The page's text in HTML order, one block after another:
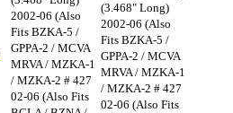
2002-06 (Also
Fits BZKA-5 /
GPPA-2 / MCVA
MRVA / MZKA-1
/ MZKA-2 # 427
02-06 (Also Fits
(3.468" Long)
2002-06 (Also
Fits BZKA-5 /
GPPA-2 / MCVA
MRVA / MZKA-1
/ MZKA-2 # 427
02-06 (Also Fits